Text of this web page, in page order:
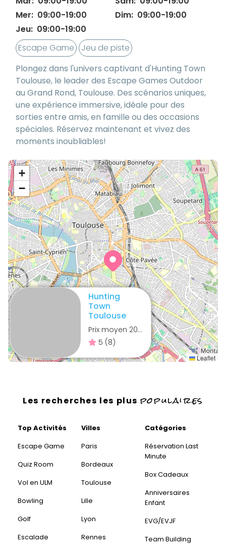
Mer: 09:00-19:00
Jeu: 09:00-19:00
Dim: 09:00-19:00
Escape Game
Jeu de piste
Plongez dans l'univers captivant d'Hunting Town
Toulouse, le leader des Escape Games Outdoor
au Grand Rond, Toulouse. Des scénarios uniques,
une expérience immersive, idéale pour des
sorties entre amis, en famille ou des occasions
spéciales. Réservez maintenant et vivez des
moments inoubliables!
+
−
Leaflet
Hunting
Town
Toulouse
Prix moyen 20€
5 (8)
Les recherches les plus populaires
Top Activités
Escape Game
Quiz Room
Vol en ULM
Bowling
Golf
Escalade
Villes
Paris
Bordeaux
Toulouse
Lille
Lyon
Rennes
Catégories
Réservation Last
Minute
Box Cadeaux
Anniversaires
Enfant
EVG/EVJF
Team Building